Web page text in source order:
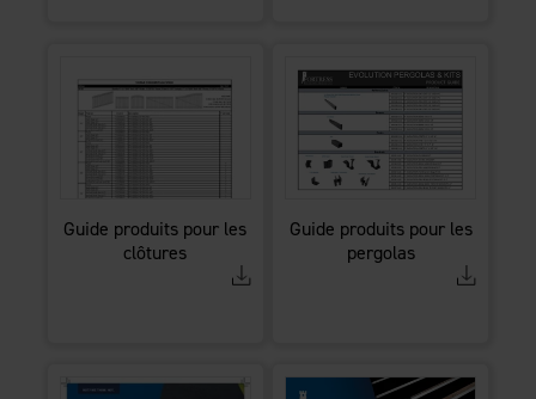
Guide produits pour les
clôtures
Guide produits pour les
pergolas